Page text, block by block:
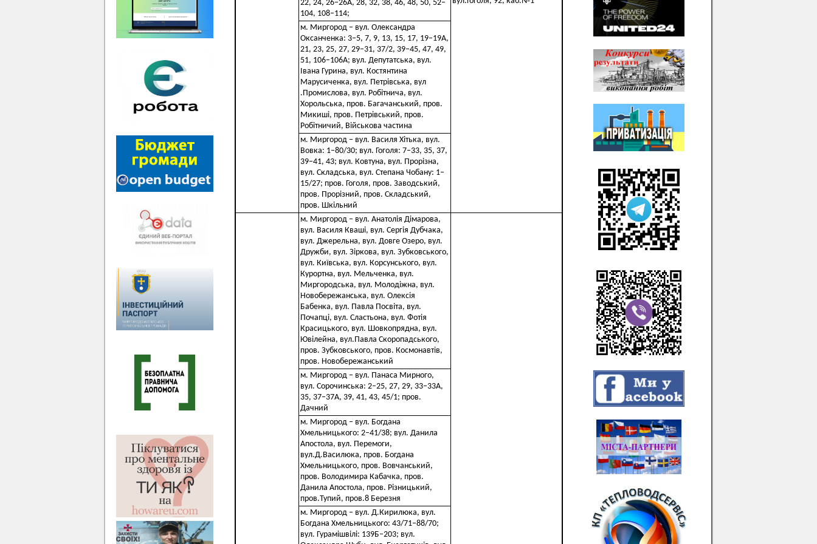
22, 24, 26–26А, 28, 32, 38, 46, 48, 50, 52–
104, 108–114;
м. Миргород – вул. Олександра
Оксанченка: 3–5, 7, 9, 13, 15, 17, 19–19А,
21, 23, 25, 27, 29–31, 37/2, 39–45, 47, 49,
51, 106–106А; вул. Депутатська, вул.
Івана Гурина, вул. Костянтина
Марусиченка, вул. Петрівська, вул
.Промислова, вул. Робітнича, вул.
Хорольська, пров. Багачанський, пров.
Микиші, пров. Петрівський, пров.
Робітничий, Військова частина
м. Миргород – вул. Василя Хітька, вул.
Вовка: 1–80/30; вул. Гоголя: 7–33, 35, 37,
39–41, 43; вул. Ковтуна, вул. Прорізна,
вул. Складська, вул. Степана Чобану: 1–
15/27; пров. Гоголя, пров. Заводський,
пров. Прорізний, пров. Складський,
пров. Шкільний
м. Миргород – вул. Анатолія Дімарова,
вул. Василя Кваші, вул. Сергія Дубчака,
вул. Джерельна, вул. Довге Озеро, вул.
Дружби, вул. Зіркова, вул. Зубковського,
вул. Київська, вул. Корсунського, вул.
Курортна, вул. Мельченка, вул.
Миргородська, вул. Молодіжна, вул.
Новобережанська, вул. Олексія
Бабенка, вул. Павла Посвіта, вул.
Почапці, вул. Сластьона, вул. Фотія
Красицького, вул. Шовкопрядна, вул.
Ювілейна, вул.Павла Скоропадського,
пров. Зубковського, пров. Космонавтів,
пров. Новобережанський
м. Миргород – вул. Панаса Мирного,
вул. Сорочинська: 2–25, 27, 29, 33–33А,
35, 37–37А, 39, 41, 43, 45/1; пров.
Дачний
м. Миргород – вул. Богдана
Хмельницького: 2–41/38; вул. Данила
Апостола, вул. Перемоги,
вул.Д.Василюка, пров. Богдана
Хмельницького, пров. Вовчанський,
пров. Володимира Кабачка, пров.
Данила Апостола, пров. Різницький,
пров.Тупий, пров.8 Березня
м. Миргород – вул. Д.Кирилюка, вул.
Богдана Хмельницького: 43/71–88/70;
вул. Гурамішвілі: 139Б–203; вул.